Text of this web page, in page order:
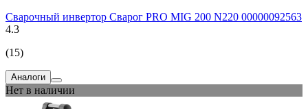
Сварочный инвертор Сварог PRO MIG 200 N220 00000092563
4.3
(15)
Аналоги
Нет в наличии